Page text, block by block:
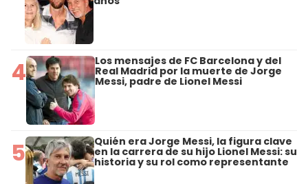
4 Los mensajes de FC Barcelona y del
Real Madrid por la muerte de Jorge
Messi, padre de Lionel Messi
5 Quién era Jorge Messi, la figura clave
en la carrera de su hijo Lionel Messi: su
historia y su rol como representante